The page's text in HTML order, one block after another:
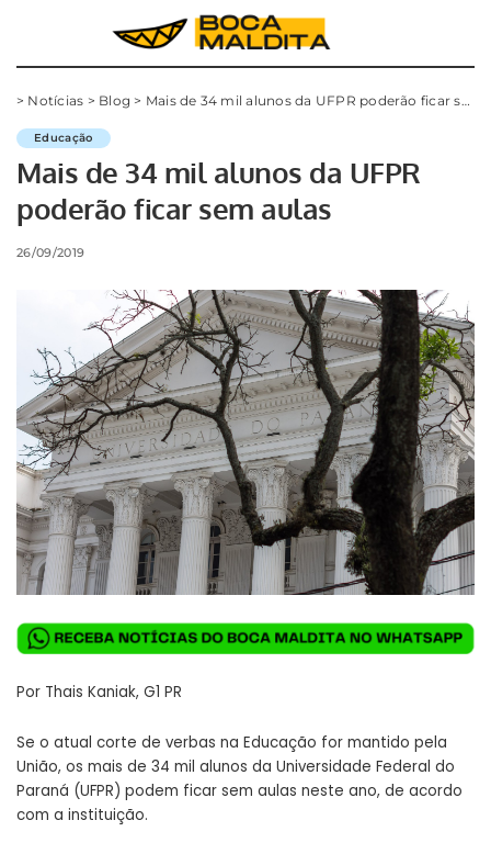
> Notícias > Blog > Mais de 34 mil alunos da UFPR poderão ficar sem aulas
Educação
Mais de 34 mil alunos da UFPR
poderão ficar sem aulas
26/09/2019
Por Thais Kaniak, G1 PR
Se o atual corte de verbas na Educação for mantido pela
União, os mais de 34 mil alunos da Universidade Federal do
Paraná (UFPR) podem ficar sem aulas neste ano, de acordo
com a instituição.